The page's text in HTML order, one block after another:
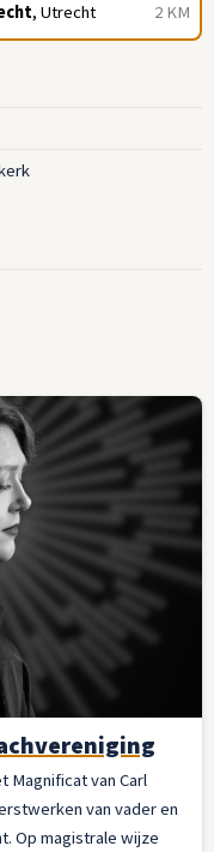
2 KM
, Utrecht
Magnificat van Carl
van vader en
Op magistrale wijze